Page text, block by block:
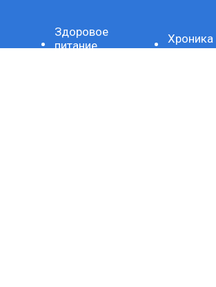
Здоровое
питание
Хроника